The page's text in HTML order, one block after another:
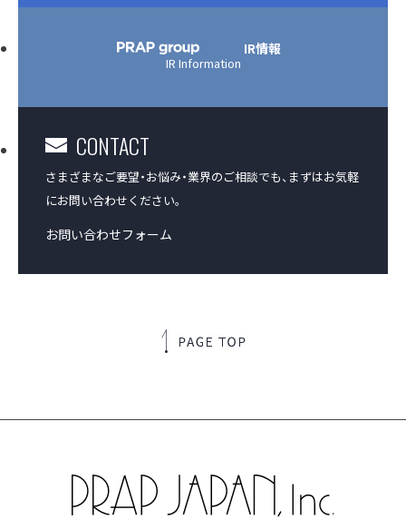
IR情報
IR Information
CONTACT
さまざまなご要望・お悩み・業界のご相談でも、 まずはお気軽
にお問い合わせください。
お問い合わせフォーム